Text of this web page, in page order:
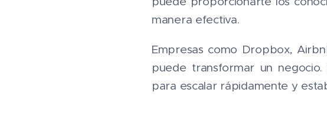
manera efectiva.
Empresas como Dropbox,
puede transformar un
para escalar rápidamente y